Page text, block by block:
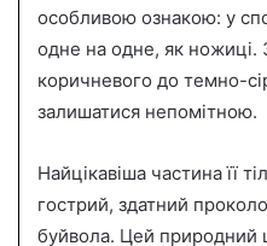
особливою ознакою: у
одне на одне, як ножиці.
коричневого до темно-
залишатися непомітною.
Найцікавіша частина її
гострий, здатний
буйвола. Цей природний